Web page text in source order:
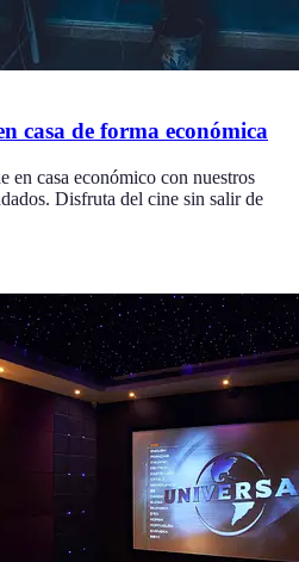
casa de forma económica
en casa económico con nuestros
Disfruta del cine sin salir de